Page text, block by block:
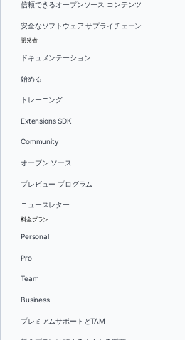
信頼できるオープンソース コンテンツ
安全なソフトウェア サプライチェーン
開発者
ドキュメンテーション
始める
トレーニング
Extensions SDK
Community
オープン ソース
プレビュー プログラム
ニュースレター
料金プラン
Personal
Pro
Team
Business
プレミアムサポートとTAM